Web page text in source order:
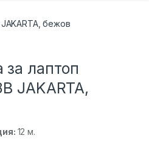
JAKARTA, бежов
за лаптоп
JAKARTA,
12 м.